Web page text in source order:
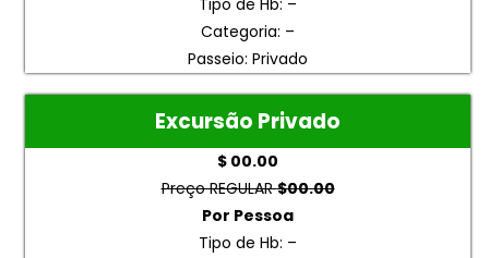
Tipo de Hb: –
Categoria: –
Passeio: Privado
Excursão Privado
$ 00.00
Preço REGULAR$00.00
Por Pessoa
Tipo de Hb: –